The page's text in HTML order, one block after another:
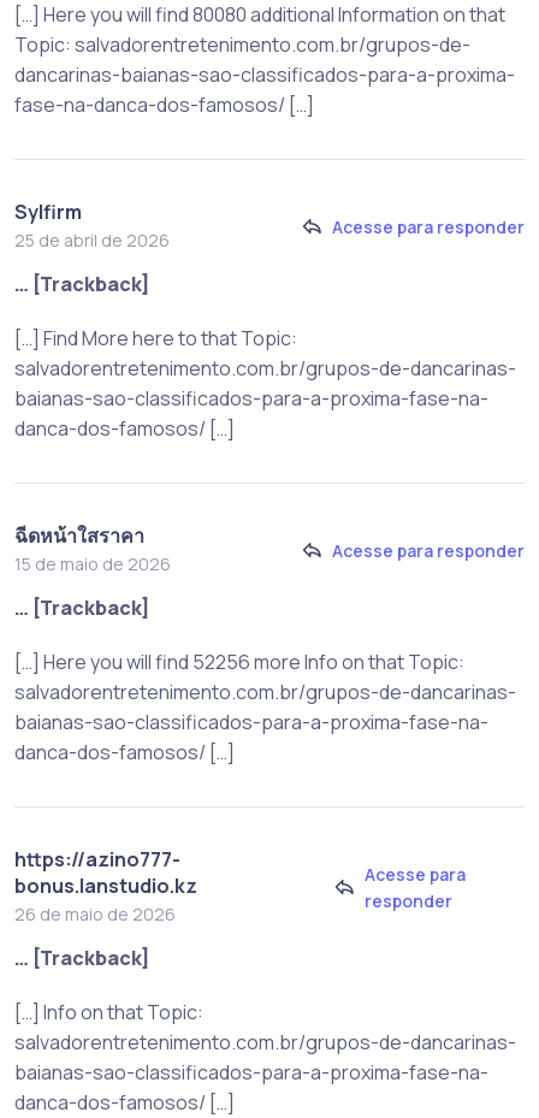
[…] Here you will find 80080 additional Information on that
Topic: salvadorentretenimento.com.br/grupos-de-
dancarinas-baianas-sao-classificados-para-a-proxima-
fase-na-danca-dos-famosos/ […]
Sylfirm
25 de abril de 2026
Acesse para responder
… [Trackback]
[…] Find More here to that Topic:
salvadorentretenimento.com.br/grupos-de-dancarinas-
baianas-sao-classificados-para-a-proxima-fase-na-
danca-dos-famosos/ […]
ฉีดหน้าใสราคา
15 de maio de 2026
Acesse para responder
… [Trackback]
[…] Here you will find 52256 more Info on that Topic:
salvadorentretenimento.com.br/grupos-de-dancarinas-
baianas-sao-classificados-para-a-proxima-fase-na-
danca-dos-famosos/ […]
https://azino777-
bonus.lanstudio.kz
26 de maio de 2026
Acesse para
responder
… [Trackback]
[…] Info on that Topic:
salvadorentretenimento.com.br/grupos-de-dancarinas-
baianas-sao-classificados-para-a-proxima-fase-na-
danca-dos-famosos/ […]